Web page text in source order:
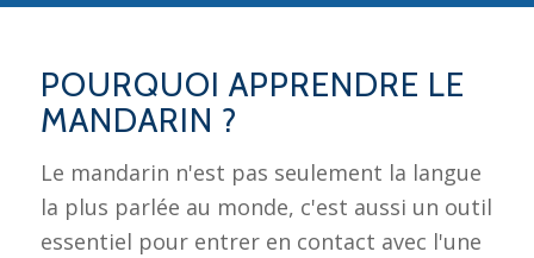
POURQUOI APPRENDRE LE
MANDARIN ?
Le mandarin n'est pas seulement la langue
la plus parlée au monde, c'est aussi un outil
essentiel pour entrer en contact avec l'une